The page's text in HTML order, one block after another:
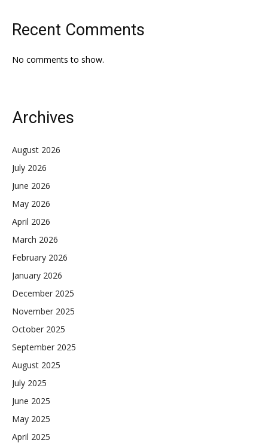
Recent Comments
No comments to show.
Archives
August 2026
July 2026
June 2026
May 2026
April 2026
March 2026
February 2026
January 2026
December 2025
November 2025
October 2025
September 2025
August 2025
July 2025
June 2025
May 2025
April 2025